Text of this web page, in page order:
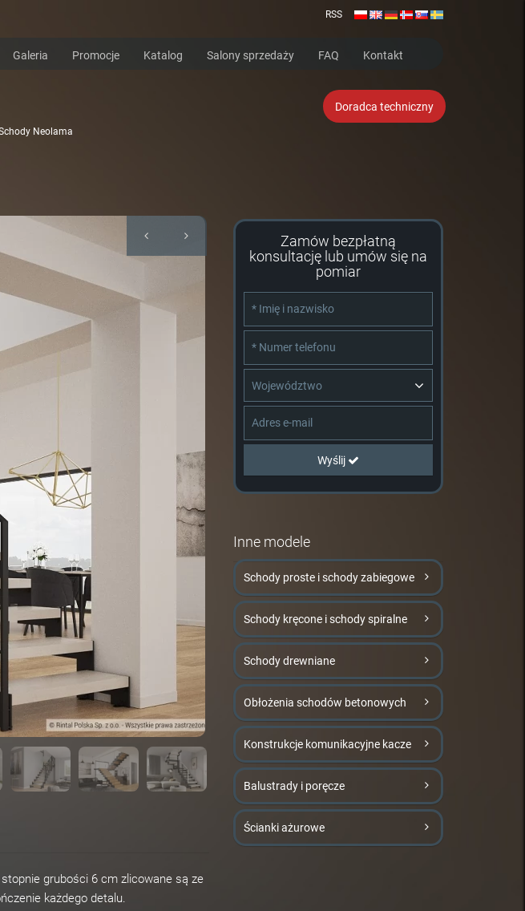
RSS
Galeria Promocje Katalog Salony sprzedaży FAQ Kontakt
Doradca techniczny
Neolama
grubości 6 cm zlicowane są ze
każdego detalu.
Zamów bezpłatną
konsultację lub umów się na
pomiar
Województwo
Wyślij
Inne modele
Schody proste i schody zabiegowe
Schody kręcone i schody spiralne
Schody drewniane
Obłożenia schodów betonowych
Konstrukcje komunikacyjne kacze
Balustrady i poręcze
Ścianki ażurowe